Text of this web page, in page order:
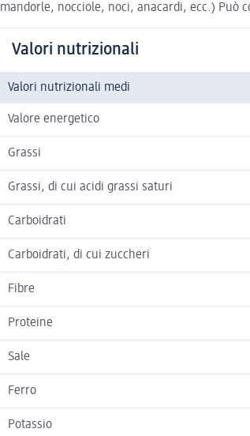
mandorle, nocciole, noci, anacardi, ecc.) Può
Valori nutrizionali
Valori nutrizionali medi
Valore energetico
Grassi
Grassi, di cui acidi grassi saturi
Carboidrati
Carboidrati, di cui zuccheri
Fibre
Proteine
Sale
Ferro
Potassio